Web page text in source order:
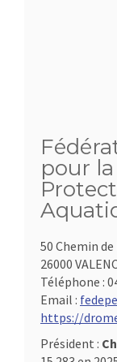
pour
50 Chemin
26000
Téléphone :
Email :
https://
Président :